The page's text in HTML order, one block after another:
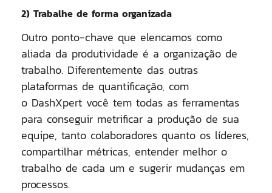
2) Trabalhe de forma organizada
Outro ponto-chave que elencamos como
aliada da produtividade é a organização de
trabalho. Diferentemente das outras
plataformas de quantificação, com
o DashXpert você tem todas as ferramentas
para conseguir metrificar a produção de sua
equipe, tanto colaboradores quanto os líderes,
compartilhar métricas, entender melhor o
trabalho de cada um e sugerir mudanças em
processos.